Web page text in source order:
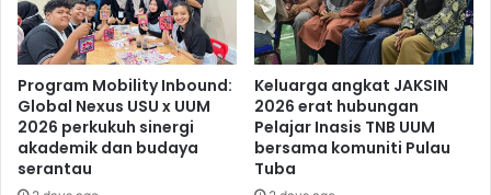
Program Mobility Inbound:
Global Nexus USU x UUM
2026 perkukuh sinergi
akademik dan budaya
serantau
Keluarga angkat JAKSIN
2026 erat hubungan
Pelajar Inasis TNB UUM
bersama komuniti Pulau
Tuba